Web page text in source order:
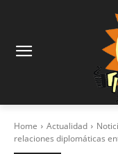
Home Actualidad
relaciones diplomáticas